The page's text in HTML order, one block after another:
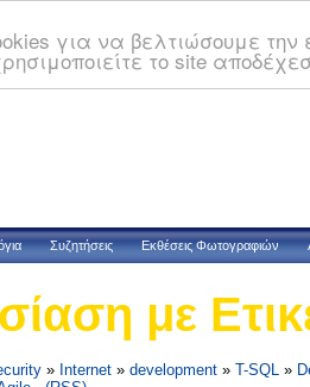
για να βελτιώσουμε
το site
Συζητήσεις Εκθέσεις Φωτογραφιών
με
» Internet » development » T-SQL »